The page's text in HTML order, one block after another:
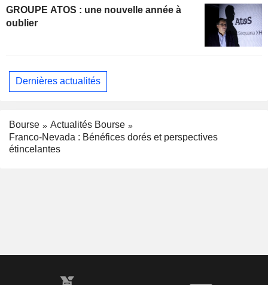
GROUPE ATOS : une nouvelle année à
oublier
Dernières actualités
Bourse
Actualités Bourse
Franco-Nevada : Bénéfices dorés et perspectives
étincelantes